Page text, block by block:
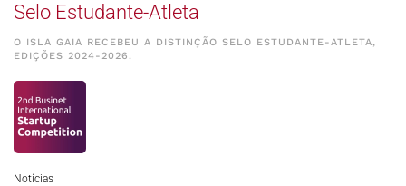
Selo Estudante-Atleta
O ISLA GAIA RECEBEU A DISTINÇÃO SELO ESTUDANTE-ATLETA,
EDIÇÕES 2024-2026.
Notícias